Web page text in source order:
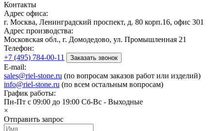
Контакты
Адрес офиса:
г. Москва, Ленинградский проспект, д. 80 корп.16, офис 301
Адрес производства:
Московская обл., г. Домодедово, ул. Промышленная 21
Телефон:
+7 (495) 784-00-11
Заказать звонок
E-mail:
sales@riel-stone.ru (по вопросам заказов работ или изделий)
info@riel-stone.ru (по всем остальным вопросам)
График работы:
Пн-Пт с 09:00 до 19:00 Сб-Вс - Выходные
×
Отправить запрос